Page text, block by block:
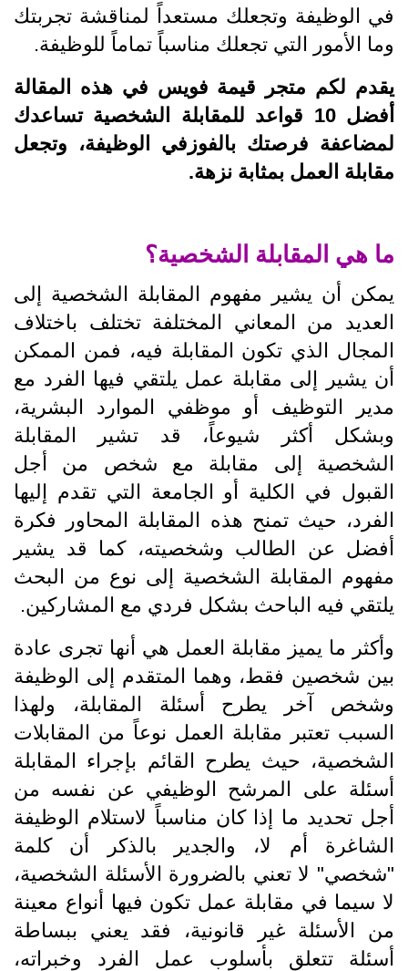
في الوظيفة وتجعلك مستعداً لمناقشة تجربتك
وما الأمور التي تجعلك مناسباً تماماً للوظيفة.
يقدم لكم متجر قيمة فويس في هذه المقالة
أفضل 10 قواعد للمقابلة الشخصية تساعدك
لمضاعفة فرصتك بالفوزفي الوظيفة، وتجعل
مقابلة العمل بمثابة نزهة.
ما هي المقابلة الشخصية؟
يمكن أن يشير مفهوم المقابلة الشخصية إلى
العديد من المعاني المختلفة تختلف باختلاف
المجال الذي تكون المقابلة فيه، فمن الممكن
أن يشير إلى مقابلة عمل يلتقي فيها الفرد مع
مدير التوظيف أو موظفي الموارد البشرية،
وبشكل أكثر شيوعاً، قد تشير المقابلة
الشخصية إلى مقابلة مع شخص من أجل
القبول في الكلية أو الجامعة التي تقدم إليها
الفرد، حيث تمنح هذه المقابلة المحاور فكرة
أفضل عن الطالب وشخصيته، كما قد يشير
مفهوم المقابلة الشخصية إلى نوع من البحث
يلتقي فيه الباحث بشكل فردي مع المشاركين.
وأكثر ما يميز مقابلة العمل هي أنها تجرى عادة
بين شخصين فقط، وهما المتقدم إلى الوظيفة
وشخص آخر يطرح أسئلة المقابلة، ولهذا
السبب تعتبر مقابلة العمل نوعاً من المقابلات
الشخصية، حيث يطرح القائم بإجراء المقابلة
أسئلة على المرشح الوظيفي عن نفسه من
أجل تحديد ما إذا كان مناسباً لاستلام الوظيفة
الشاغرة أم لا، والجدير بالذكر أن كلمة
"شخصي" لا تعني بالضرورة الأسئلة الشخصية،
لا سيما في مقابلة عمل تكون فيها أنواع معينة
من الأسئلة غير قانونية، فقد يعني ببساطة
أسئلة تتعلق بأسلوب عمل الفرد وخبراته،